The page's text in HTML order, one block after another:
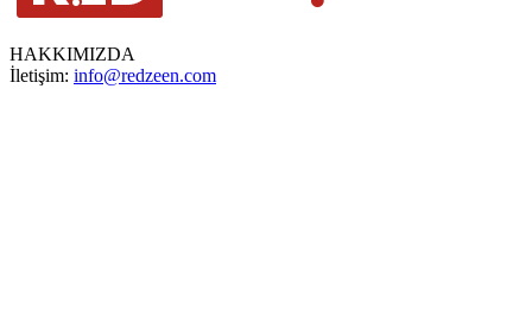
HAKKIMIZDA
İletişim: info@redzeen.com